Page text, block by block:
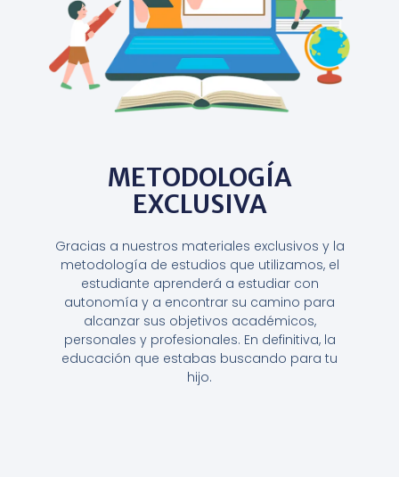
METODOLOGÍA
EXCLUSIVA
Gracias a nuestros materiales exclusivos y la
metodología de estudios que utilizamos, el
estudiante aprenderá a estudiar con
autonomía y a encontrar su camino para
alcanzar sus objetivos académicos,
personales y profesionales. En definitiva, la
educación que estabas buscando para tu
hijo.